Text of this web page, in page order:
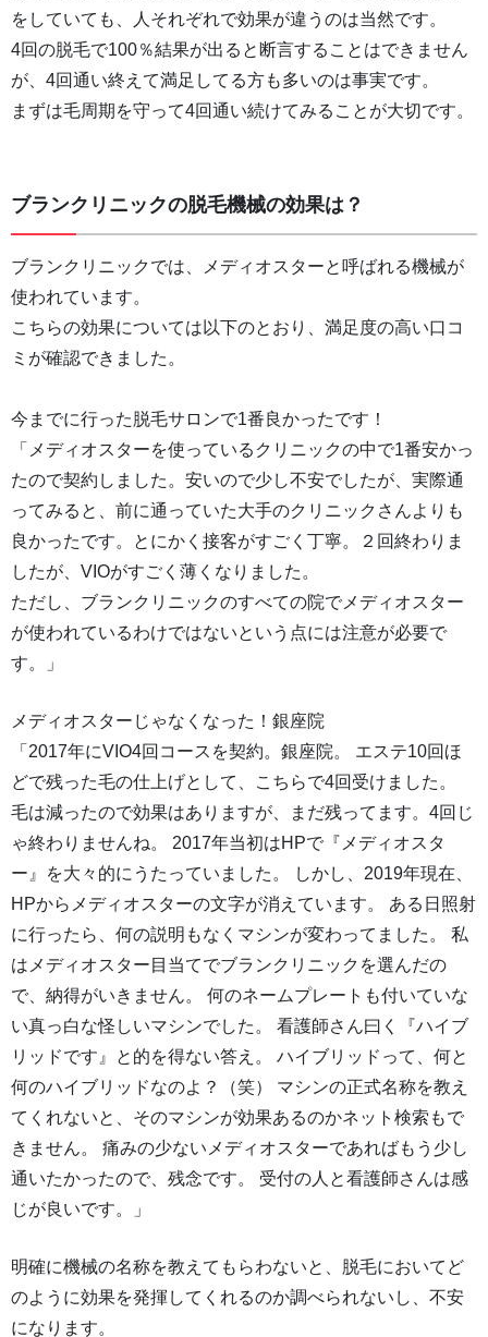
をしていても、人それぞれで効果が違うのは当然です。
4回の脱毛で100％結果が出ると断言することはできません
が、4回通い終えて満足してる方も多いのは事実です。
まずは毛周期を守って4回通い続けてみることが大切です。
ブランクリニックの脱毛機械の効果は？
ブランクリニックでは、メディオスターと呼ばれる機械が
使われています。
こちらの効果については以下のとおり、満足度の高い口コ
ミが確認できました。
今までに行った脱毛サロンで1番良かったです！
「メディオスターを使っているクリニックの中で1番安かっ
たので契約しました。安いので少し不安でしたが、実際通
ってみると、前に通っていた大手のクリニックさんよりも
良かったです。とにかく接客がすごく丁寧。２回終わりま
したが、VIOがすごく薄くなりました。
ただし、ブランクリニックのすべての院でメディオスター
が使われているわけではないという点には注意が必要で
す。」
メディオスターじゃなくなった！銀座院
「2017年にVIO4回コースを契約。銀座院。 エステ10回ほ
どで残った毛の仕上げとして、こちらで4回受けました。
毛は減ったので効果はありますが、まだ残ってます。4回じ
ゃ終わりませんね。 2017年当初はHPで『メディオスタ
ー』を大々的にうたっていました。 しかし、2019年現在、
HPからメディオスターの文字が消えています。 ある日照射
に行ったら、何の説明もなくマシンが変わってました。 私
はメディオスター目当てでブランクリニックを選んだの
で、納得がいきません。 何のネームプレートも付いていな
い真っ白な怪しいマシンでした。 看護師さん曰く『ハイブ
リッドです』と的を得ない答え。 ハイブリッドって、何と
何のハイブリッドなのよ？（笑） マシンの正式名称を教え
てくれないと、そのマシンが効果あるのかネット検索もで
きません。 痛みの少ないメディオスターであればもう少し
通いたかったので、残念です。 受付の人と看護師さんは感
じが良いです。」
明確に機械の名称を教えてもらわないと、脱毛においてど
のように効果を発揮してくれるのか調べられないし、不安
になります。